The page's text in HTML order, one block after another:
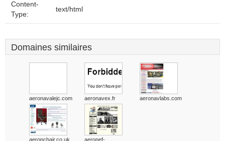
Content-
Type:
text/html
Domaines similaires
aeronavalejc.com aeronavex.fr aeronavlabs.com
aeronchair.co.uk aeronef-